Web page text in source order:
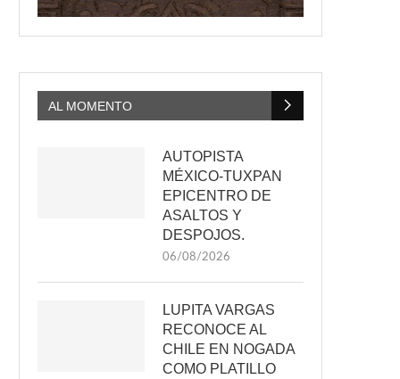
AL MOMENTO
AUTOPISTA
MÉXICO-TUXPAN
EPICENTRO DE
ASALTOS Y
DESPOJOS.
06/08/2026
LUPITA VARGAS
RECONOCE AL
CHILE EN NOGADA
COMO PLATILLO